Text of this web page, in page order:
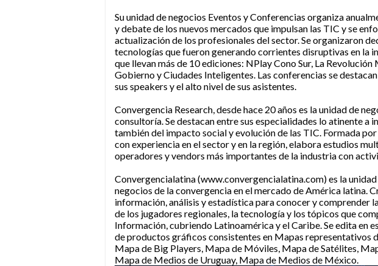
Su unidad de negocios Eventos y Conferencias organiza
y debate de los nuevos mercados que impulsan las TIC y se
actualización de los profesionales del sector. Se organizaron
tecnologías que fueron generando corrientes disruptivas en la
que llevan más de 10 ediciones: NPlay Cono Sur, La
Gobierno y Ciudades Inteligentes. Las conferencias se
sus speakers y el alto nivel de sus asistentes.
Convergencia Research, desde hace 20 años es la unidad de
consultoría. Se destacan entre sus especialidades lo atinente a
también del impacto social y evolución de las TIC. Formada
con experiencia en el sector y en la región, elabora estudios
operadores y vendors más importantes de la industria con
Convergencialatina (www.convergencialatina.com) es la
negocios de la convergencia en el mercado de América latina.
información, análisis y estadística para conocer y comprender
de los jugadores regionales, la tecnología y los tópicos que
Información, cubriendo Latinoamérica y el Caribe. Se edita en
de productos gráficos consistentes en Mapas representativos
Mapa de Big Players, Mapa de Móviles, Mapa de Satélites,
Mapa de Medios de Uruguay, Mapa de Medios de México.